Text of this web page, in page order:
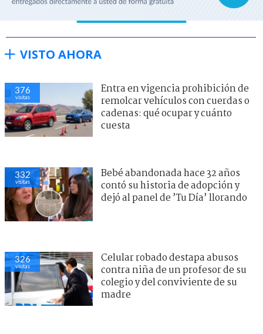
VISTO AHORA
376
visitas
Entra en vigencia prohibición de
remolcar vehículos con cuerdas o
cadenas: qué ocupar y cuánto
cuesta
332
visitas
Bebé abandonada hace 32 años
contó su historia de adopción y
dejó al panel de ’Tu Día’ llorando
326
visitas
Celular robado destapa abusos
contra niña de un profesor de su
colegio y del conviviente de su
madre